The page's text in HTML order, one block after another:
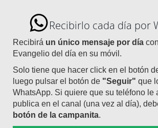
Recibirlo cada día por
Recibirá un único mensaje por día
Evangelio del día en su móvil.
Solo tiene que hacer click en el botón
luego pulsar el botón de "Seguir" que
WhatsApp. Si quiere que su teléfono le
publica en el canal (una vez al día),
botón de la campanita.